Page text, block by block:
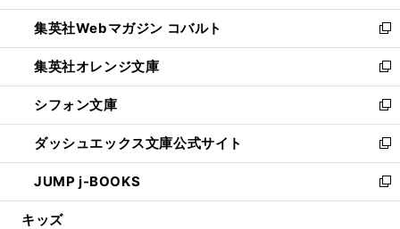
開
く
ウ
で
開
く
ン
ド
ウ
で
開
く
ウ
ィ
ン
ド
ウ
で
開
く
集英社Webマガジン コバルト
新
し
い
ウ
ィ
ン
ド
ウ
で
開
集英社オレンジ文庫
新
し
い
ウ
ィ
ン
ド
ウ
シフォン文庫
新
し
い
ウ
ィ
ン
ダッシュエックス文庫公式サイト
新
し
い
ウ
JUMP j-BOOKS
新
し
キッズ